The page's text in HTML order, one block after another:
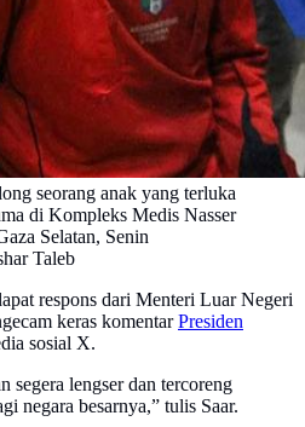
seorang anak yang terluka
di Kompleks Medis Nasser
Selatan, Senin
Taleb
respons dari Menteri Luar Negeri
keras komentarPresiden
sosial X.
segera lengser dan tercoreng
negara besarnya,” tulis Saar.